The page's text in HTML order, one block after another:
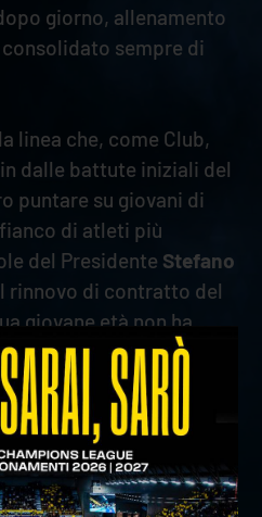
giorno, allenamento
sempre di
linea che, come Club,
dalle battute iniziali del
puntare su giovani di
di atleti più
del Presidente Stefano
rinnovo di contratto del
giovane età non ha
un limite – ha
situazione ha
e professionalità
dalla condotta
portare avanti lo studio e
dedizione. In due